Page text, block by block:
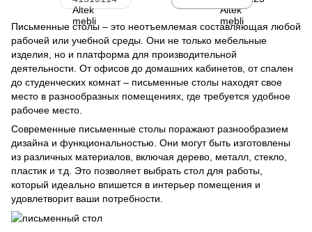
Письменные столы – это неотъемлемая составляющая любой
рабочей или учебной среды. Они не только мебельные
изделия, но и платформа для производительной
деятельности. От офисов до домашних кабинетов, от спален
до студенческих комнат – письменные столы находят свое
место в разнообразных помещениях, где требуется удобное
рабочее место.
Современные письменные столы поражают разнообразием
дизайна и функциональностью. Они могут быть изготовлены
из различных материалов, включая дерево, металл, стекло,
пластик и т.д. Это позволяет выбрать стол для работы,
который идеально впишется в интерьер помещения и
удовлетворит ваши потребности.